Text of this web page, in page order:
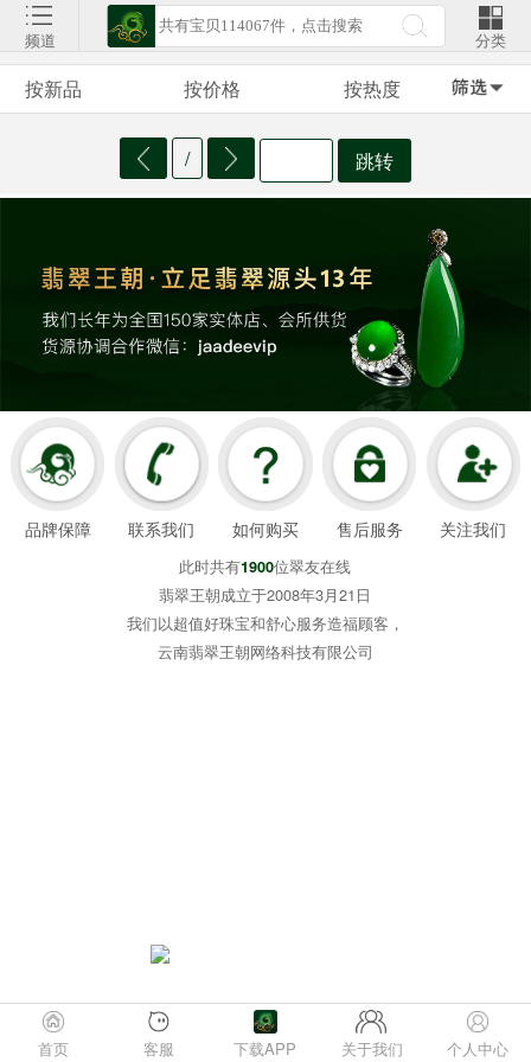
频道 分类
按新品 按价格 按热度
/ 跳转
首页 客服 下载APP 关于我们 个人中心
品牌保障 联系我们 如何购买 售后服务 关注我们
此时共有1900位翠友在线
翡翠王朝成立于2008年3月21日
我们以超值好珠宝和舒心服务造福顾客，
云南翡翠王朝网络科技有限公司